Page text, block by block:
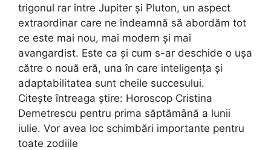
trigonul rar între Jupiter și Pluton, un aspect
extraordinar care ne îndeamnă să abordăm tot
ce este mai nou, mai modern și mai
avangardist. Este ca și cum s-ar deschide o ușa
către o nouă eră, una în care inteligența și
adaptabilitatea sunt cheile succesului.
Citeşte întreaga ştire: Horoscop Cristina
Demetrescu pentru prima săptămână a lunii
iulie. Vor avea loc schimbări importante pentru
toate zodiile